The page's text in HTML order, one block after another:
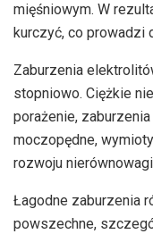
mięśniowym. W
kurczyć, co prowadzi
Zaburzenia
stopniowo. Ciężkie
porażenie,
moczopędne,
rozwoju
Łagodne zaburzenia
powszechne,